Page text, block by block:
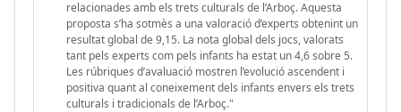
relacionades amb els trets culturals de l’Arboç. Aquesta
proposta s’ha sotmès a una valoració d’experts obtenint un
resultat global de 9,15. La nota global dels jocs, valorats
tant pels experts com pels infants ha estat un 4,6 sobre 5.
Les rúbriques d’avaluació mostren l’evolució ascendent i
positiva quant al coneixement dels infants envers els trets
culturals i tradicionals de l’Arboç."